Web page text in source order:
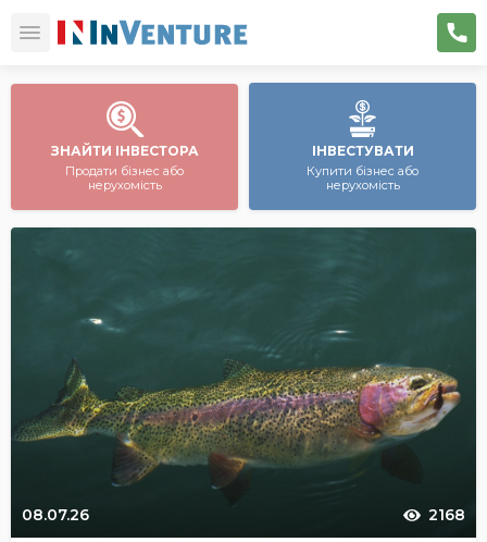
ЗНАЙТИ ІНВЕСТОРА
Продати бізнес або
нерухомість
ІНВЕСТУВАТИ
Купити бізнес або
нерухомість
08.07.26 2168